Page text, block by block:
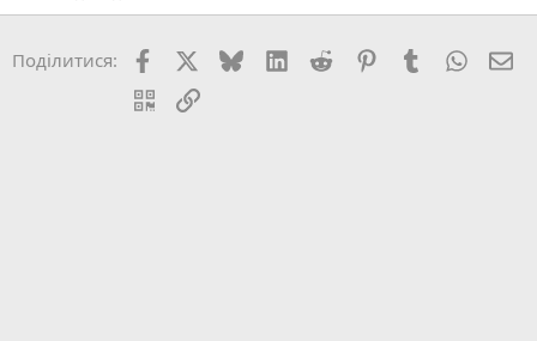
Поділитися: FacebookX (Twitter)
BlueskyLinkedInReddit PinterestTumblr
E-
QR CodeПосилання